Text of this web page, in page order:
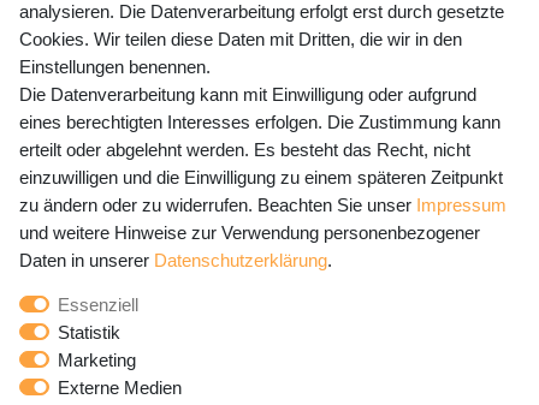
Preisangaben inkl. gesetzl. MwSt. und zzgl. Service- und
Versandkosten
Newsletter Anmeldung - Keine Angebote
mehr verpassen!
E-MAIL **
Newsletter
Honig
Hiermit bestätige ich, dass ich die
gelesen habe. Meine Einwilligung kann ich jederzeit
widerrufen.**
analysieren. Die Datenverarbeitung erfolgt erst durch gesetzte
Cookies. Wir teilen diese Daten mit Dritten, die wir in den
Einstellungen benennen.
Die Datenverarbeitung kann mit Einwilligung oder aufgrund
eines berechtigten Interesses erfolgen. Die Zustimmung kann
erteilt oder abgelehnt werden. Es besteht das Recht, nicht
einzuwilligen und die Einwilligung zu einem späteren Zeitpunkt
zu ändern oder zu widerrufen. Beachten Sie unser Impressum
und weitere Hinweise zur Verwendung personenbezogener
Daten in unserer Daten­schutz­erklärung.
Essenziell
Statistik
Marketing
Externe Medien